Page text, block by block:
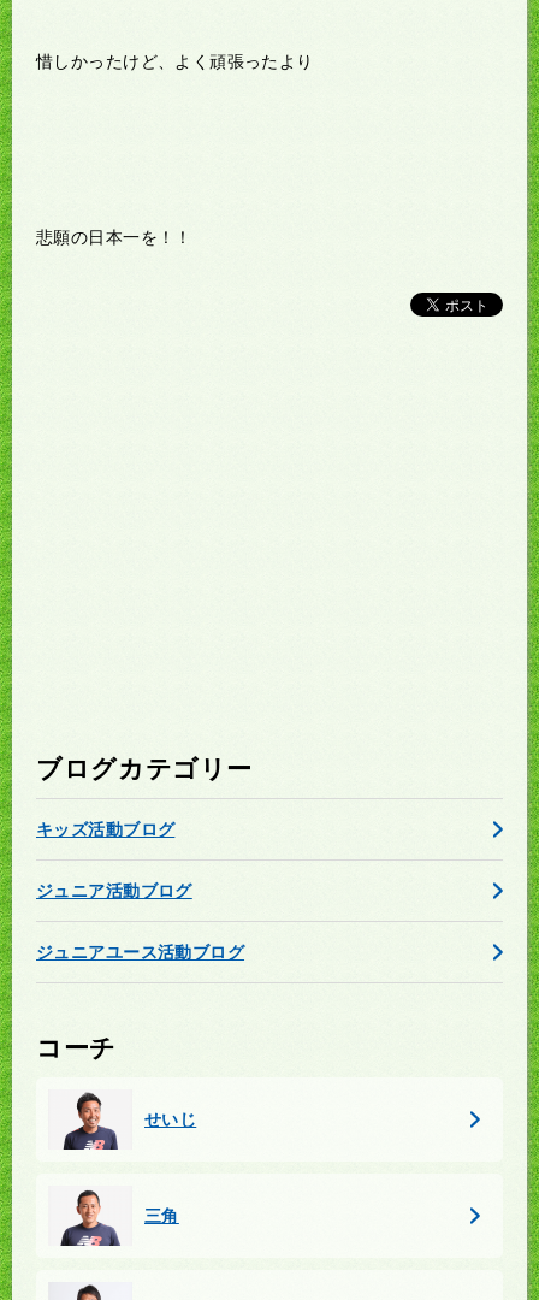
惜しかったけど、よく頑張ったより
悲願の日本一を！！
ブログカテゴリー
キッズ活動ブログ
ジュニア活動ブログ
ジュニアユース活動ブログ
コーチ
せいじ
三角